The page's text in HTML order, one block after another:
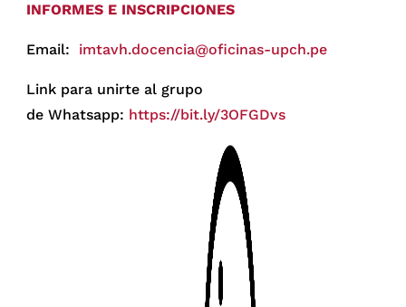
INFORMES E INSCRIPCIONES
Email: imtavh.docencia@oficinas-upch.pe
Link para unirte al grupo
de Whatsapp: https://bit.ly/3OFGDvs